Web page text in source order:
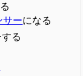
サーになる
る